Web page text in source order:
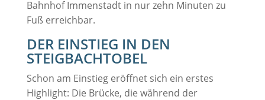
Bahnhof Immenstadt in nur zehn Minuten zu
Fuß erreichbar.
DER EINSTIEG IN DEN
STEIGBACHTOBEL
Schon am Einstieg eröffnet sich ein erstes
Highlight: Die Brücke, die während der